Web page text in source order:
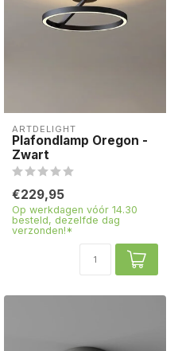
ARTDELIGHT
Plafondlamp Oregon -
Zwart
€229,95
Op werkdagen vóór 14.30
besteld, dezelfde dag
verzonden!*